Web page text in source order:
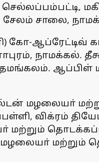
சேலம் சாலை,
ஆப்ரேட்டிவ்
நாமக்கல்.
மழலையா்
விக்ரம்
மற்றும்